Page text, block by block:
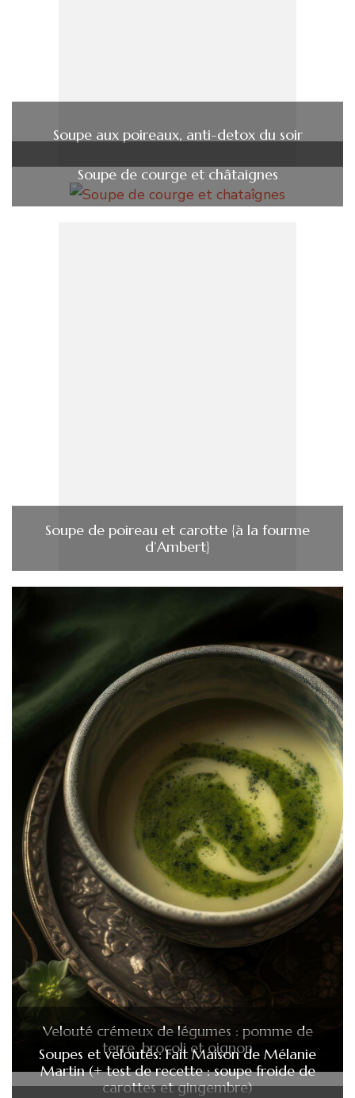
Soupe aux poireaux, anti-detox du soir
Soupe de courge et châtaignes
Soupe de poireau et carotte {à la fourme
d’Ambert}
Velouté crémeux de légumes : pomme de
terre, brocoli et oignon
Soupes et veloutés: Fait Maison de Mélanie
Martin (+ test de recette : soupe froide de
carottes et gingembre)